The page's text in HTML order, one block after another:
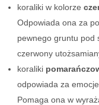
koraliki w kolorze
Odpowiada ona za
pewnego gruntu pod
czerwony
koraliki
odpowiada za
Pomaga ona w